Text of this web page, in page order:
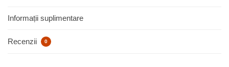
Informații suplimentare
Recenzii 0